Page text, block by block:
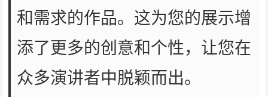
和需求的作品。这为您的展示增
添了更多的创意和个性，让您在
众多演讲者中脱颖而出。